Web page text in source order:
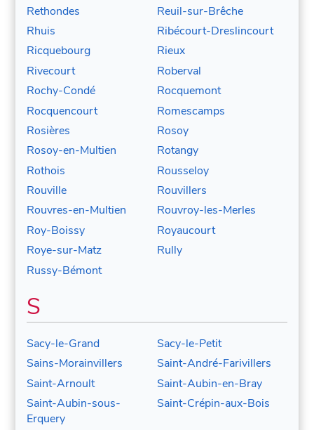
Rethondes
Reuil-sur-Brêche
Rhuis
Ribécourt-Dreslincourt
Ricquebourg
Rieux
Rivecourt
Roberval
Rochy-Condé
Rocquemont
Rocquencourt
Romescamps
Rosières
Rosoy
Rosoy-en-Multien
Rotangy
Rothois
Rousseloy
Rouville
Rouvillers
Rouvres-en-Multien
Rouvroy-les-Merles
Roy-Boissy
Royaucourt
Roye-sur-Matz
Rully
Russy-Bémont
S
Sacy-le-Grand
Sacy-le-Petit
Sains-Morainvillers
Saint-André-Farivillers
Saint-Arnoult
Saint-Aubin-en-Bray
Saint-Aubin-sous-
Erquery
Saint-Crépin-aux-Bois